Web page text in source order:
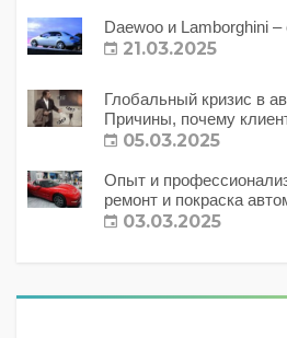
Daewoo и Lamborghini
21.03.2025
Глобальный кризис в
Причины, почему
с этим делать?
05.03.2025
Опыт и
ремонт и покраска
03.03.2025